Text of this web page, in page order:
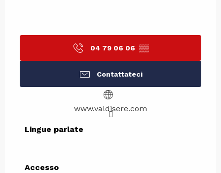
04 79 06 06 ▒▒
Contattateci
www.valdisere.com
Lingue parlate
Lingue parlate
Accesso
Accesso